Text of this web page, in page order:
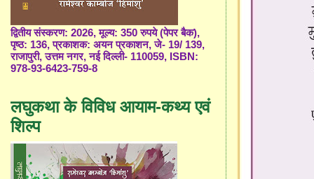
द्वितीय संस्करण: 2026, मूल्य: 350 रुपये (पेपर बैक),
पृष्ठ: 136, प्रकाशक: अयन प्रकाशन, जे- 19/ 139,
राजापुरी, उत्तम नगर, नई दिल्ली- 110059, ISBN:
978-93-6423-759-8
लघुकथा के विविध आयाम-कथ्य एवं
शिल्प